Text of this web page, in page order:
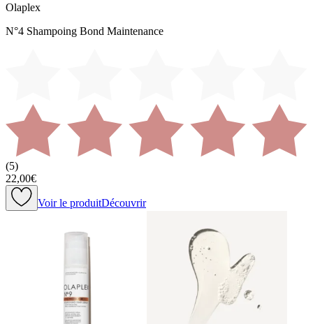
Olaplex
N°4 Shampoing Bond Maintenance
(5)
22,00€
Voir le produitDécouvrir